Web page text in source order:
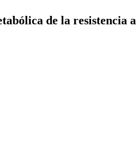
de la resistencia